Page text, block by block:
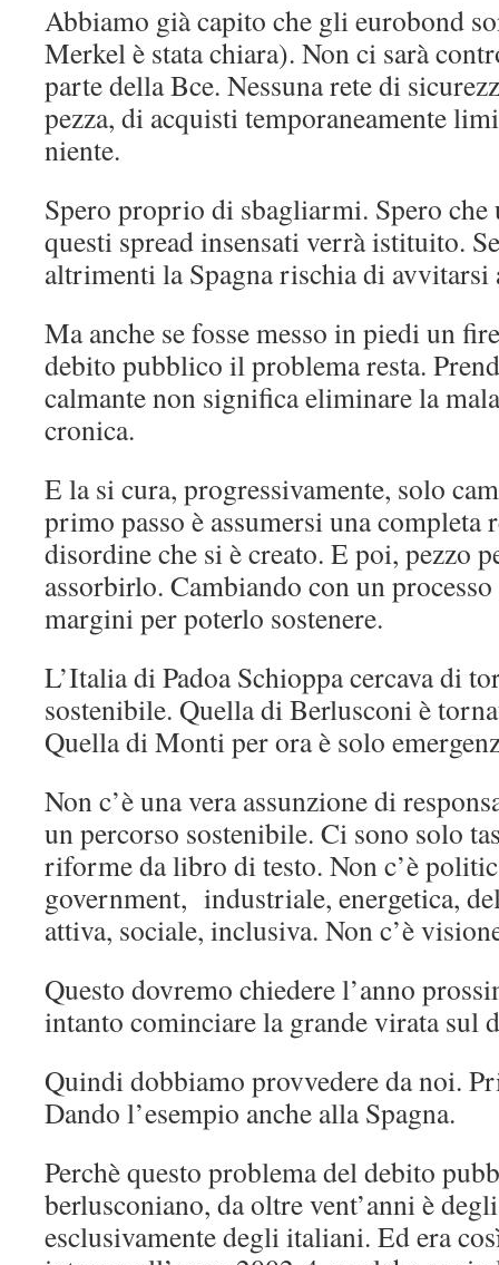
Abbiamo già capito che gli eurobond
Merkel è stata chiara). Non ci sarà
parte della Bce. Nessuna rete di
pezza, di acquisti temporaneamente
niente.
Spero proprio di sbagliarmi. Spero
questi spread insensati verrà istituito.
altrimenti la Spagna rischia di
Ma anche se fosse messo in piedi un
debito pubblico il problema resta.
calmante non significa eliminare la
cronica.
E la si cura, progressivamente, solo
primo passo è assumersi una completa
disordine che si è creato. E poi, pezzo
assorbirlo. Cambiando con un
margini per poterlo sostenere.
L’Italia di Padoa Schioppa cercava di
sostenibile. Quella di Berlusconi è
Quella di Monti per ora è solo
Non c’è una vera assunzione di
un percorso sostenibile. Ci sono solo
riforme da libro di testo. Non c’è
government, industriale, energetica,
attiva, sociale, inclusiva. Non c’è
Questo dovremo chiedere l’anno
intanto cominciare la grande virata sul
Quindi dobbiamo provvedere da noi.
Dando l’esempio anche alla Spagna.
Perchè questo problema del debito
berlusconiano, da oltre vent’anni è
esclusivamente degli italiani. Ed era